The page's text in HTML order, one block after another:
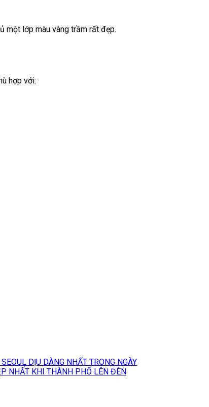
một lớp màu vàng trầm rất đẹp.
hợp với:
DỊU DÀNG NHẤT TRONG NGÀY
NHẤT KHI THÀNH PHỐ LÊN ĐÈN